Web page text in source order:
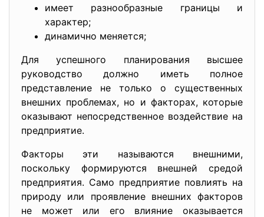
имеет разнообразные границы и
характер;
динамично меняется;
Для успешного планирования высшее
руководство должно иметь полное
представление не только о существенных
внешних проблемах, но и факторах, которые
оказывают непосредственное воздействие на
предприятие.
Факторы эти называются внешними,
поскольку формируются внешней средой
предприятия. Само предприятие повлиять на
природу или проявление внешних факторов
не может или его влияние оказывается